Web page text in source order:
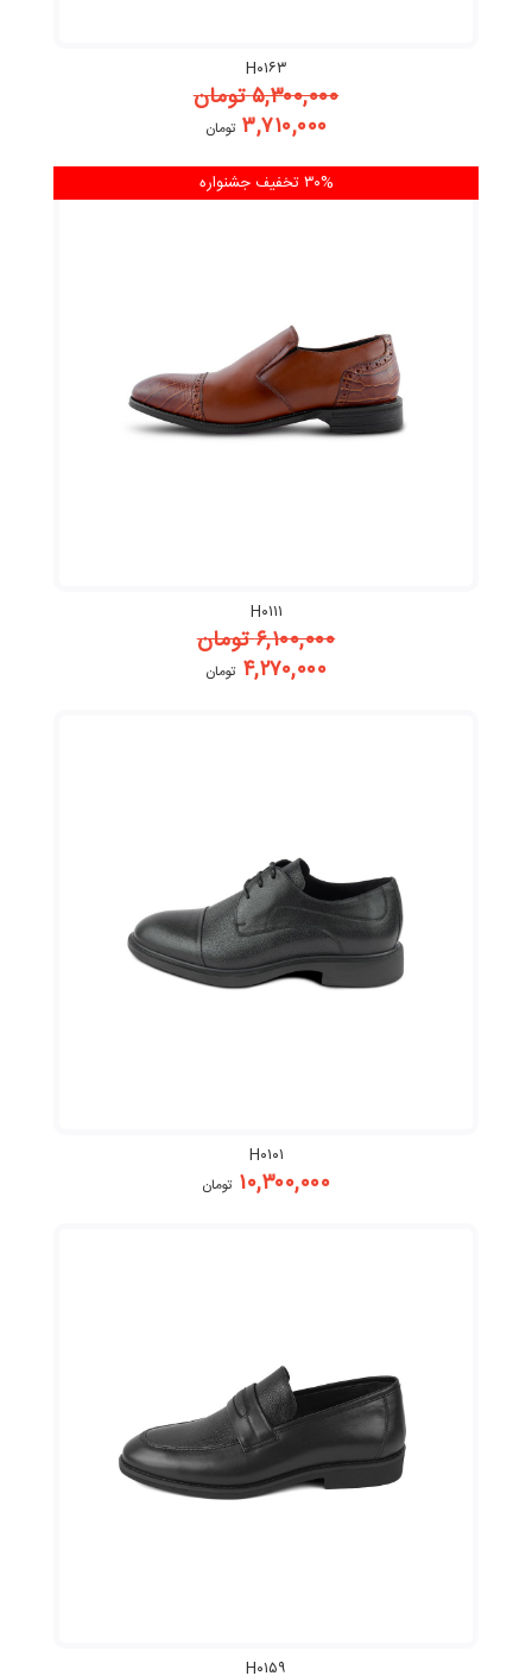
H۰۱۶۳
۵,۳۰۰,۰۰۰تومان
۳,۷۱۰,۰۰۰ تومان
H۰۱۱۱
۶,۱۰۰,۰۰۰تومان
۴,۲۷۰,۰۰۰ تومان
۳۰% تخفیف جشنواره
H۰۱۰۱
۱۰,۳۰۰,۰۰۰ تومان
H۰۱۵۹